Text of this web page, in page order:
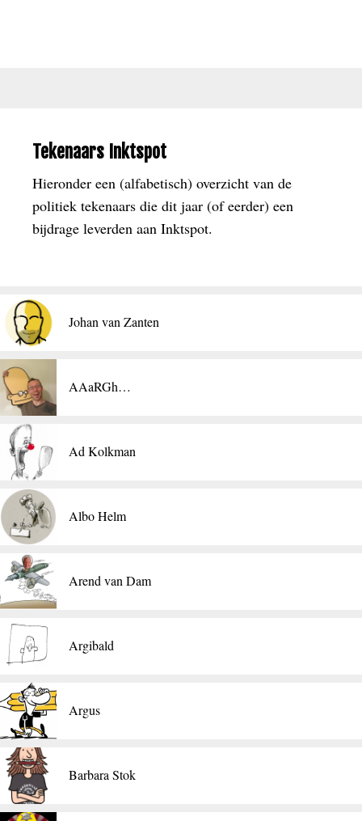
Tekenaars Inktspot
Hieronder een (alfabetisch) overzicht van de
politiek tekenaars die dit jaar (of eerder) een
bijdrage leverden aan Inktspot.
Johan van Zanten
AAaRGh…
Ad Kolkman
Albo Helm
Arend van Dam
Argibald
Argus
Barbara Stok